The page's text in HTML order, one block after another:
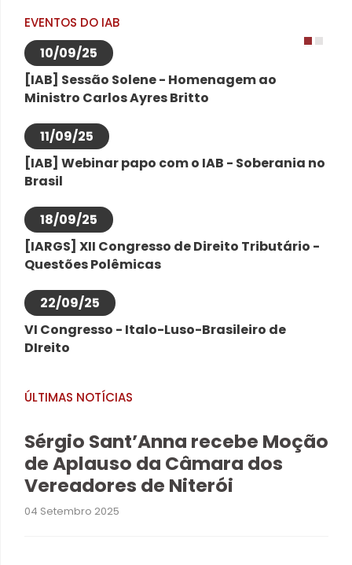
EVENTOS DO IAB
10/09/25
[IAB] Sessão Solene - Homenagem ao
Ministro Carlos Ayres Britto
11/09/25
[IAB] Webinar papo com o IAB - Soberania no
Brasil
18/09/25
[IARGS] XII Congresso de Direito Tributário -
Questões Polêmicas
22/09/25
VI Congresso - Italo-Luso-Brasileiro de
DIreito
ÚLTIMAS NOTÍCIAS
Sérgio Sant’Anna recebe Moção
de Aplauso da Câmara dos
Vereadores de Niterói
04 Setembro 2025